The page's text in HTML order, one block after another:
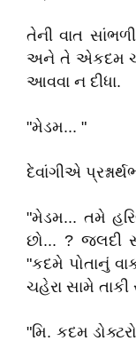
તેની વાત
અને તે એકદમ
આવવા ન દીધા.
"મેડમ... "
દેવાંગીએ
"મેડમ... તમે
છો... ? જલદી
"કદમે પોતાનું
ચહેરા સામે તાકી
"મિ. કદમ